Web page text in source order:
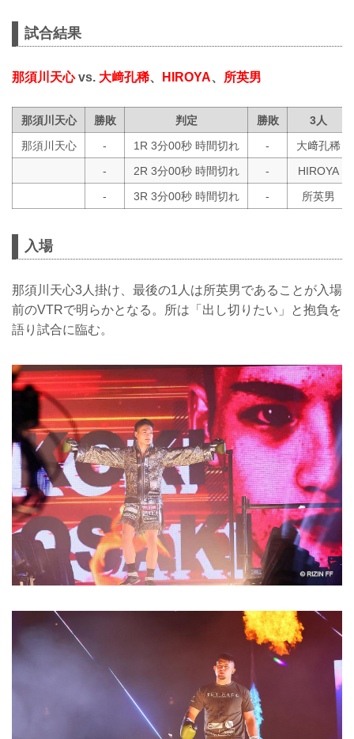
ールについて詳細をお知らせいたしま
契約体重
那須川天心 62.0kg 8オンス
大﨑孔稀 62.0kg 8オンス
HIROYA 75.0kg 10オンス
X - -
※なお全選手前日計量を行うが、
HIROYAに関しては当日のリカバリーを
5.0kg以内とする。当日も計量を実施し、
試合時にリングアナウンサーから発表す
試合結果
那須川天心vs. 大﨑孔稀、 HIROYA、 所英男
那須川天心 勝敗 判定 勝敗
3人
那須川天心
- 1R 3分00秒 時間切れ -
大﨑孔稀
-
2R 3分00秒 時間切れ -
HIROYA
-
3R 3分00秒 時間切れ - 所英男
入場
那須川天心3人掛け、最後の1人は所英男であることが入場
前のVTRで明らかとなる。所は「出し切りたい」と抱負を
語り試合に臨む。